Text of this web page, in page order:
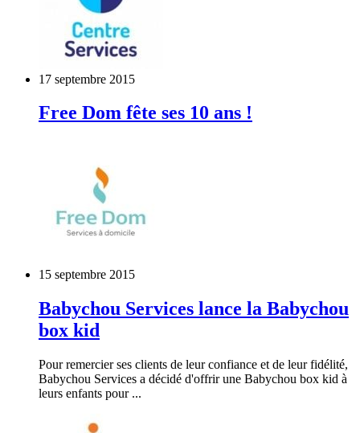
17 septembre 2015
Free Dom fête ses 10 ans !
15 septembre 2015
Babychou Services lance la Babychou
box kid
Pour remercier ses clients de leur confiance et de leur fidélité,
Babychou Services a décidé d'offrir une Babychou box kid à
leurs enfants pour ...